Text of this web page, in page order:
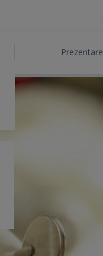
Prezentare